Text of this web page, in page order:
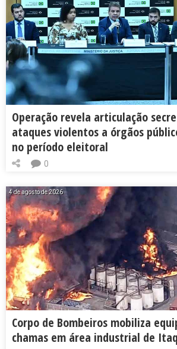
Operação revela articulação
ataques violentos a órgãos
no período eleitoral
0
4 de agosto de 2026
Corpo de Bombeiros mobiliza
chamas em área industrial de